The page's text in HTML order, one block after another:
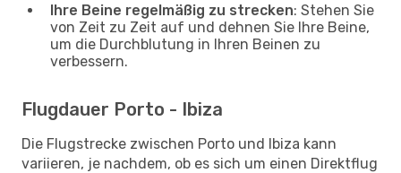
Ihre Beine regelmäßig zu strecken: Stehen Sie
von Zeit zu Zeit auf und dehnen Sie Ihre Beine,
um die Durchblutung in Ihren Beinen zu
verbessern.
Flugdauer Porto - Ibiza
Die Flugstrecke zwischen Porto und Ibiza kann
variieren, je nachdem, ob es sich um einen Direktflug